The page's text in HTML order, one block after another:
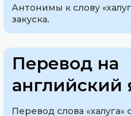
Антонимы к слову
закуска.
Перевод на
английский
Перевод слова «халуга»